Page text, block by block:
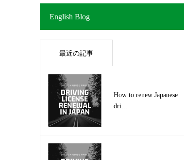
English Blog
最近の記事
How to renew Japanese
dri...